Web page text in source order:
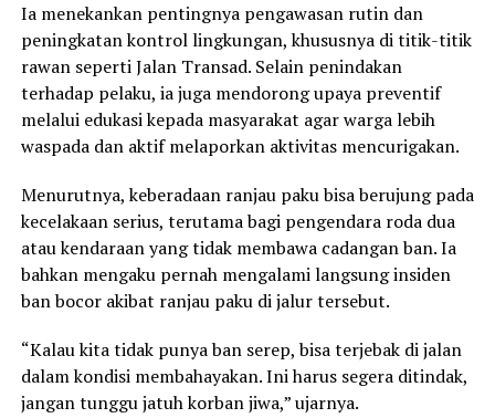
Ia menekankan pentingnya pengawasan rutin dan
peningkatan kontrol lingkungan, khususnya di titik-titik
rawan seperti Jalan Transad. Selain penindakan
terhadap pelaku, ia juga mendorong upaya preventif
melalui edukasi kepada masyarakat agar warga lebih
waspada dan aktif melaporkan aktivitas mencurigakan.
Menurutnya, keberadaan ranjau paku bisa berujung pada
kecelakaan serius, terutama bagi pengendara roda dua
atau kendaraan yang tidak membawa cadangan ban. Ia
bahkan mengaku pernah mengalami langsung insiden
ban bocor akibat ranjau paku di jalur tersebut.
“Kalau kita tidak punya ban serep, bisa terjebak di jalan
dalam kondisi membahayakan. Ini harus segera ditindak,
jangan tunggu jatuh korban jiwa,” ujarnya.